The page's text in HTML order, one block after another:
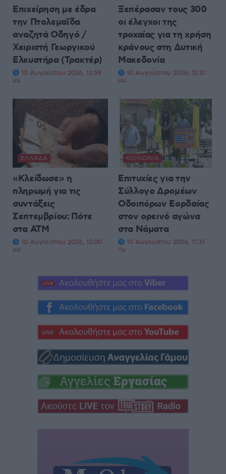
Επιχείρηση με έδρα
την Πτολεμαΐδα
αναζητά Οδηγό /
Χειριστή Γεωργικού
Ελκυστήρα (Τρακτέρ)
10 Αυγούστου 2026, 12:59
μμ
Ξεπέρασαν τους 300
οι έλεγχοι της
τροχαίας για τη χρήση
κράνους στη Δυτική
Μακεδονία
10 Αυγούστου 2026, 12:31
μμ
ΕΛΛΆΔΑ
«Κλείδωσε» η
πληρωμή για τις
συντάξεις
Σεπτεμβρίου: Πότε
στα ΑΤΜ
10 Αυγούστου 2026, 12:00
μμ
ΚΟΙΝΩΝΊΑ
Επιτυχίες για την
Σύλλογο Δρομέων
Οδοιπόρων Εορδαίας
στον ορεινό αγώνα
στα Νάματα
10 Αυγούστου 2026, 11:31
πμ